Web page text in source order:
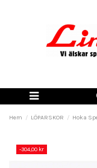
Hem LÖPARSKOR Hoka
-304,00 kr